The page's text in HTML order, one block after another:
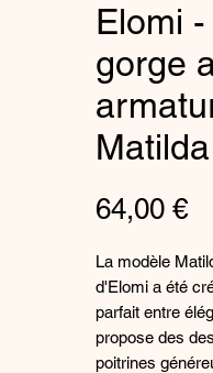
Elomi
gorge
Matilda
64,00 €
La modèle
d'Elomi a été
parfait entre
propose des
poitrines